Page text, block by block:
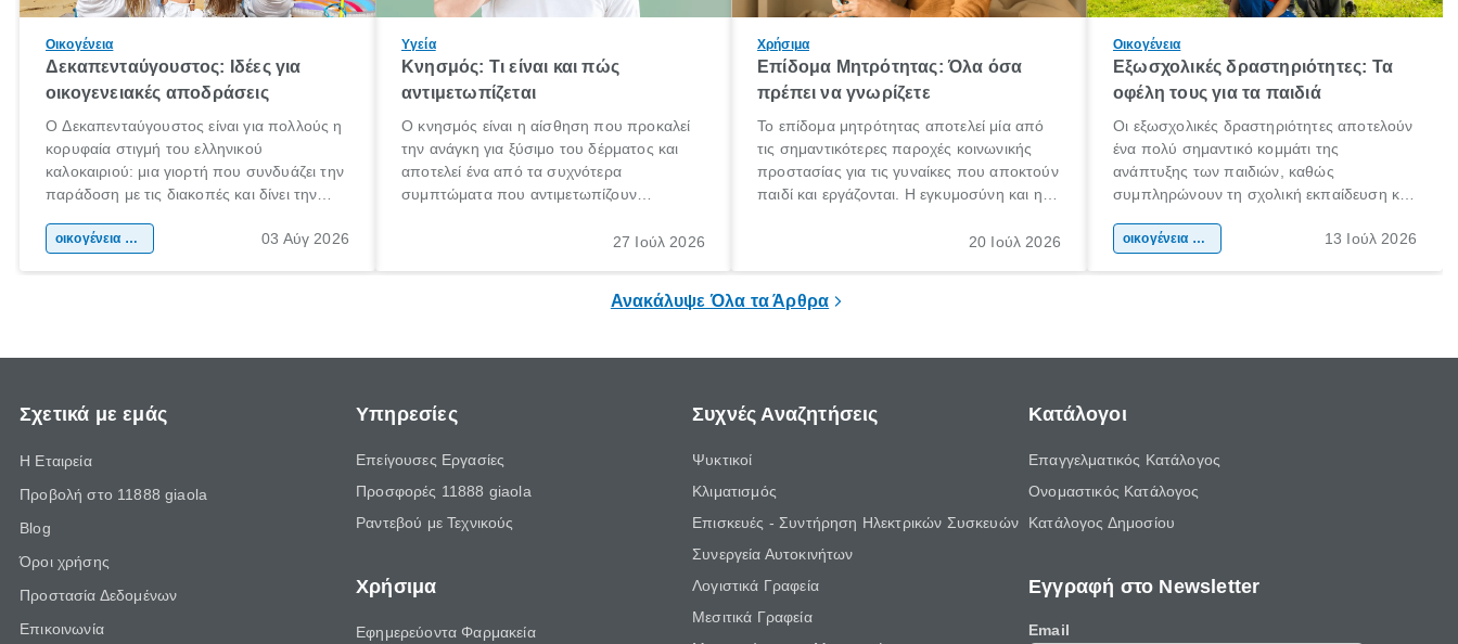
Οικογένεια
Δεκαπενταύγουστος: Ιδέες για
οικογενειακές αποδράσεις
Ο Δεκαπενταύγουστος είναι για πολλούς η
κορυφαία στιγμή του ελληνικού
καλοκαιριού: μια γιορτή που συνδυάζει την
παράδοση με τις διακοπές και δίνει την
χώρας. Είτε πρόκειται για λίγες μέρες
οικογένεια & παιδί 03 Αύγ 2026
Υγεία
Κνησμός: Τι είναι και πώς
αντιμετωπίζεται
Ο κνησμός είναι η αίσθηση που προκαλεί
την ανάγκη για ξύσιμο του δέρματος και
αποτελεί ένα από τα συχνότερα
συμπτώματα που αντιμετωπίζουν
πληροφορίες για το «κνησμός τι είναι»,
27 Ιούλ 2026
Χρήσιμα
Επίδομα Μητρότητας: Όλα όσα
πρέπει να γνωρίζετε
Το επίδομα μητρότητας αποτελεί μία από
τις σημαντικότερες παροχές κοινωνικής
προστασίας για τις γυναίκες που αποκτούν
παιδί και εργάζονται. Η εγκυμοσύνη και η
σημαντική περίοδος στη ζωή κάθε20 Ιούλ 2026
Οικογένεια
Εξωσχολικές δραστηριότητες: Τα
οφέλη τους για τα παιδιά
Οι εξωσχολικές δραστηριότητες αποτελούν
ένα πολύ σημαντικό κομμάτι της
ανάπτυξης των παιδιών, καθώς
συμπληρώνουν τη σχολική εκπαίδευση και
της προσωπικότητας, της κοινωνικότητας
οικογένεια & παιδί 13 Ιούλ 2026
Ανακάλυψε Όλα τα Άρθρα
Σχετικά με εμάς
Η Εταιρεία
Προβολή στο 11888 giaola
Blog
Όροι χρήσης
Προστασία Δεδομένων
Επικοινωνία
Υπηρεσίες
Επείγουσες Εργασίες
Προσφορές 11888 giaola
Ραντεβού με Τεχνικούς
Χρήσιμα
Εφημερεύοντα Φαρμακεία
Συχνές Αναζητήσεις
Ψυκτικοί
Κλιματισμός
Επισκευές - Συντήρηση Ηλεκτρικών Συσκευών
Συνεργεία Αυτοκινήτων
Λογιστικά Γραφεία
Μεσιτικά Γραφεία
Κατάλογοι
Επαγγελματικός Κατάλογος
Ονομαστικός Κατάλογος
Κατάλογος Δημοσίου
Εγγραφή στο Newsletter
Email